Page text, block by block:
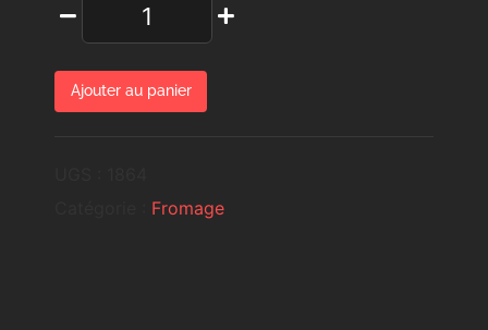
Ajouter au panier
Fromage